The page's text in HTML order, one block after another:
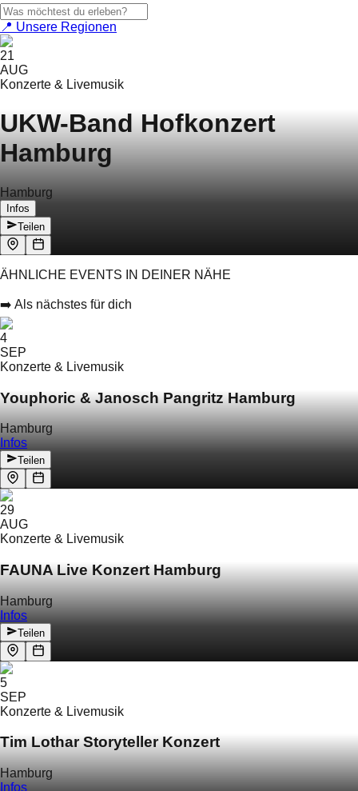
📍 Unsere Regionen
21
AUG
Konzerte & Livemusik
UKW-Band Hofkonzert
Hamburg
Hamburg
Infos
Teilen
ÄHNLICHE EVENTS IN DEINER NÄHE
➡️ Als nächstes für dich
4
SEP
Konzerte & Livemusik
Youphoric & Janosch Pangritz Hamburg
Hamburg
Infos
Teilen
29
AUG
Konzerte & Livemusik
FAUNA Live Konzert Hamburg
Hamburg
Infos
Teilen
5
SEP
Konzerte & Livemusik
Tim Lothar Storyteller Konzert
Hamburg
Infos